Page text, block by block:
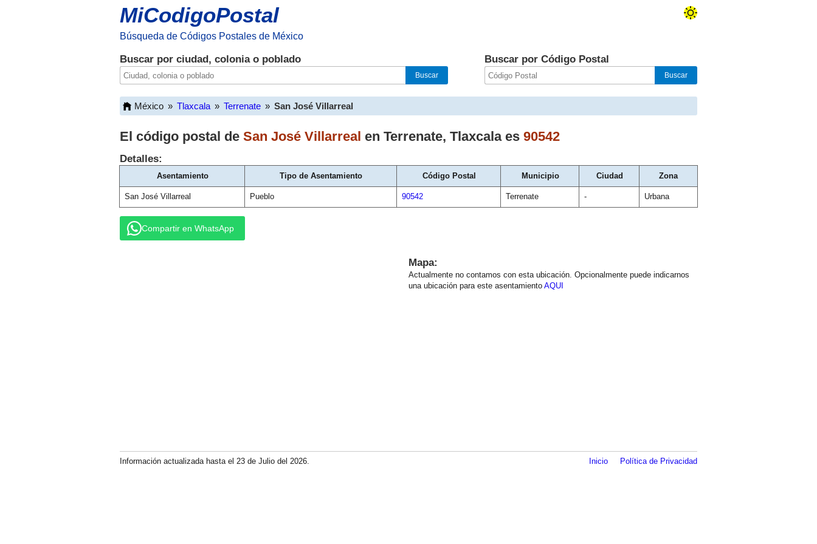
MiCodigoPostal
Búsqueda de Códigos Postales de México
Buscar por ciudad, colonia o poblado Buscar por Código Postal
México » Tlaxcala » Terrenate » San José Villarreal
El código postal de San José Villarreal en Terrenate, Tlaxcalaes 90542
Detalles:
Asentamiento Tipo de Asentamiento Código Postal Municipio Ciudad Zona
San José Villarreal Pueblo 90542 Terrenate - Urbana
Compartir en WhatsApp
Mapa:
Actualmente no contamos con esta ubicación. Opcionalmente puede indicarnos
una ubicación para este asentamiento AQUI
Información actualizada hasta el 23 de Julio del 2026. Inicio Política de Privacidad